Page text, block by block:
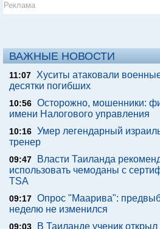
Реклама
ВАЖНЫЕ НОВОСТИ
11:07 Хуситы атаковали
десятки погибших
10:56 Осторожно, мошенники:
имени Налогового управления
10:16 Умер легендарный
тренер
09:47
Власти Таиланда
использовать чемоданы с
TSA
09:17 Опрос "Mаарива":
неделю не изменился
09:03
В Таиланде ученик